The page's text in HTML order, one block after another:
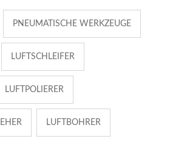
PNEUMATISCHE WERKZEUGE
LUFTSCHLEIFER
LUFTPOLIERER
LUFTBOHRER